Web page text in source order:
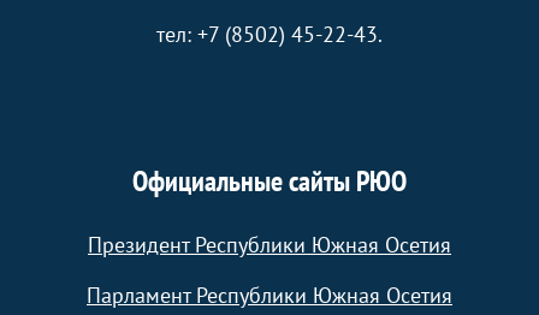
тел: +7 (8502) 45-22-43.
Официальные сайты РЮО
Президент Республики Южная Осетия
Парламент Республики Южная Осетия